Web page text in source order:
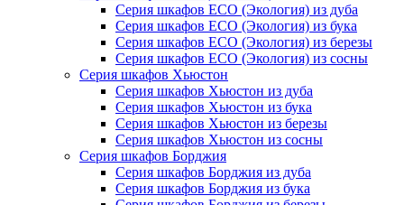
Серия шкафов ECO (Экология) из дуба
Серия шкафов ECO (Экология) из бука
Серия шкафов ECO (Экология) из березы
Серия шкафов ECO (Экология) из сосны
Серия шкафов Хьюстон
Серия шкафов Хьюстон из дуба
Серия шкафов Хьюстон из бука
Серия шкафов Хьюстон из березы
Серия шкафов Хьюстон из сосны
Серия шкафов Борджия
Серия шкафов Борджия из дуба
Серия шкафов Борджия из бука